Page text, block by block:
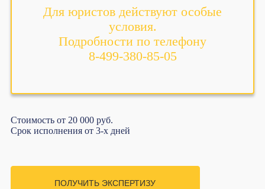
Для юристов действуют особые
условия.
Подробности по телефону
8-499-380-85-05
Стоимость от 20 000 руб.
Срок исполнения от 3-х дней
ПОЛУЧИТЬ ЭКСПЕРТИЗУ